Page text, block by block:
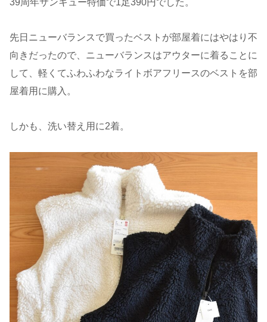
39周年サンキュー特価で1足390円でした。
先日ニューバランスで買ったベストが部屋着にはやはり不
向きだったので、ニューバランスはアウターに着ることに
して、軽くてふわふわなライトボアフリースのベストを部
屋着用に購入。
しかも、洗い替え用に2着。